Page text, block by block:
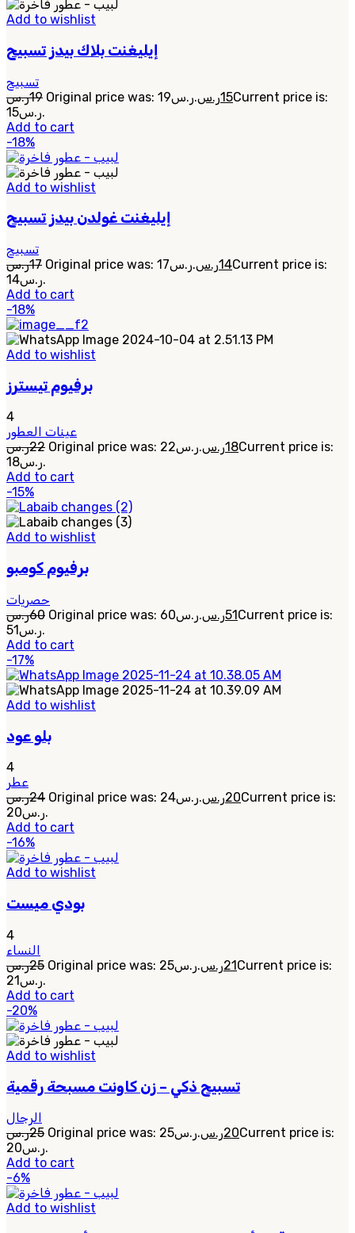
Add to wishlist
إيليغنت بلاك بيدز تسبيح
تسبيح
19ر.س Original price was: 19ر.س. 15ر.س
Current price is:
15ر.س.
Add to cart
-18%
Add to wishlist
إيليغنت غولدن بيدز تسبيح
تسبيح
17ر.س Original price was: 17ر.س. 14ر.س
Current price is:
14ر.س.
Add to cart
-18%
Add to wishlist
برفيوم تيسترز
4
عينات العطور
22ر.س Original price was: 22ر.س. 18ر.س
Current price is:
18ر.س.
Add to cart
-15%
Add to wishlist
برفيوم كومبو
حصريات
60ر.س Original price was: 60ر.س. 51ر.س
Current price is:
51ر.س.
Add to cart
-17%
Add to wishlist
بلو عود
4
عطر
24ر.س Original price was: 24ر.س. 20ر.س
Current price is:
20ر.س.
Add to cart
-16%
Add to wishlist
بودي ميست
4
النساء
25ر.س Original price was: 25ر.س. 21ر.س
Current price is:
21ر.س.
Add to cart
-20%
Add to wishlist
تسبيح ذكي – زن كاونت مسبحة رقمية
الرجال
25ر.س Original price was: 25ر.س. 20ر.س
Current price is:
20ر.س.
Add to cart
-6%
Add to wishlist